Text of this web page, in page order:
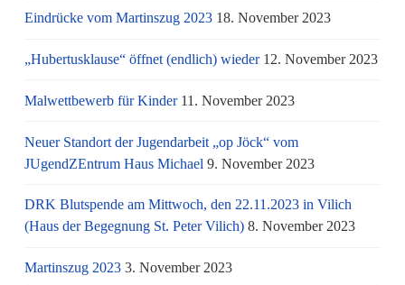
Eindrücke vom Martinszug 2023 18. November 2023
„Hubertusklause“ öffnet (endlich) wieder 12. November 2023
Malwettbewerb für Kinder 11. November 2023
Neuer Standort der Jugendarbeit „op Jöck“ vom
JUgendZEntrum Haus Michael 9. November 2023
DRK Blutspende am Mittwoch, den 22.11.2023 in Vilich
(Haus der Begegnung St. Peter Vilich) 8. November 2023
Martinszug 2023 3. November 2023